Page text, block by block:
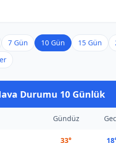
7 Gün 10 Gün 15 Gün
Durumu 10 Günlük
Gündüz
33°